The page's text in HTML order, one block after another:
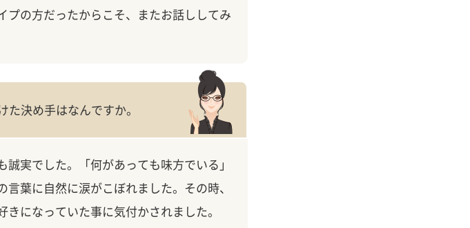
プの方だったからこそ、またお話ししてみ
決め手はなんですか。
実でした。「何があっても味方でいる」
葉に自然に涙がこぼれました。その時、
になっていた事に気付かされました。